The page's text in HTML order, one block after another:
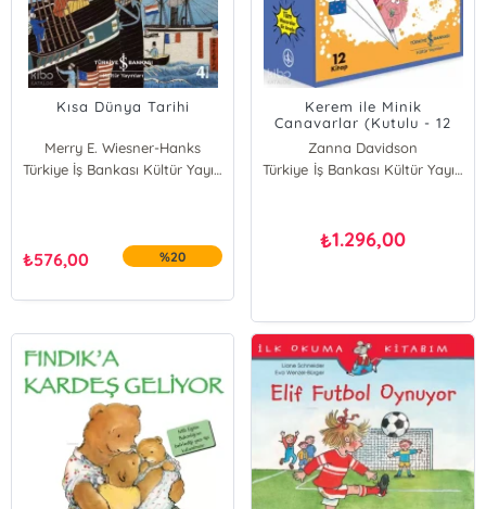
Kısa Dünya Tarihi
Merry E. Wiesner-Hanks
Türkiye İş Bankası Kültür Yayınları
₺576,00 %20
Kerem ile Minik
Canavarlar (Kutulu - 12
Kitap);Tüm Maceralar Bir
Arada
Zanna Davidson
Türkiye İş Bankası Kültür Yayınları
₺1.296,00